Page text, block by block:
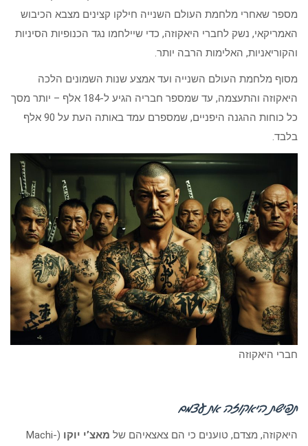
מספר שאחרי מלחמת העולם השנייה חילקו קצינים מצבא הכיבוש
האמריקאי, נשק לחברי היאקוזה, כדי שיילחמו נגד הכנופיות הסיניות
והקוריאניות, האלימות הרבה יותר.
מסוף מלחמת העולם השנייה ועד אמצע שנות השמונים הלכה
היאקוזה והתעצמה, עד שמספר חבריה הגיע ל-184 אלף – יותר מסך
כל כוחות ההגנה היפניים, שמספרם עמד באותה העת על 90 אלף
בלבד.
חברי היאקוזה
תפישת היאקוזה את עצמם
היאקוזה, מצדם, טוענים כי הם צאצאיהם של מאצ’י יוקו
(Machi-